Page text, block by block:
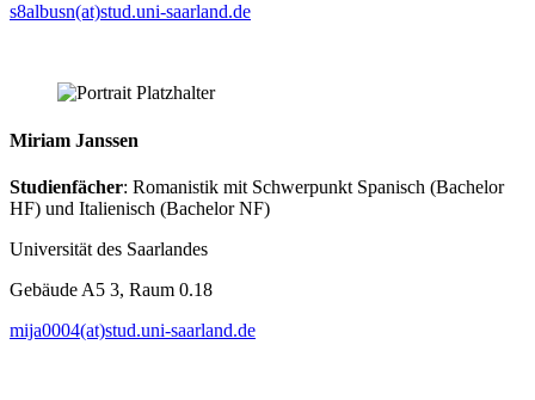
s8albusn(at)stud.uni-saarland.de
Miriam Janssen
Studienfächer: Romanistik mit Schwerpunkt Spanisch (Bachelor
HF) und Italienisch (Bachelor NF)
Universität des Saarlandes
Gebäude A5 3, Raum 0.18
mija0004(at)stud.uni-saarland.de